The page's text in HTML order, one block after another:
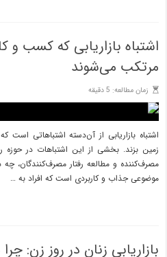
اشتباه بازاریابی که کسب و
مرتکب می‌شوند
زمان مطالعه: 5 دقیقه
اشتباه بازاریابی از آن‌دسته اشتباهاتی
زمین بزند. بخشی از این اشتباهات در حوزه
مصرف‌کننده و مطالعه رفتار مصرف‌کنندگان،
موضوعی جذاب و کاربردی است که افراد به …
بازاریابی زنان در روز زن: